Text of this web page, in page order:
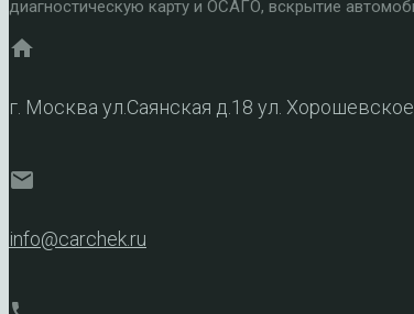
диагностическую карту и ОСАГО, вскрытие
home
г. Москва ул.Саянская д.18 ул.
mail
info@carchek.ru